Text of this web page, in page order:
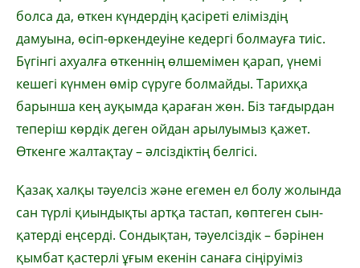
болса да, өткен күндердің қасіреті еліміздің
дамуына, өсіп-өркендеуіне кедергі болмауға тиіс.
Бүгінгі ахуалға өткеннің өлшемімен қарап, үнемі
кешегі күнмен өмір сүруге болмайды. Тарихқа
барынша кең ауқымда қараған жөн. Біз тағдырдан
теперіш көрдік деген ойдан арылуымыз қажет.
Өткенге жалтақтау – әлсіздіктің белгісі.
Қазақ халқы тәуелсіз және егемен ел болу жолында
сан түрлі қиындықты артқа тастап, көптеген сын-
қатерді еңсерді. Сондықтан, тәуелсіздік – бәрінен
қымбат қастерлі ұғым екенін санаға сіңіруіміз